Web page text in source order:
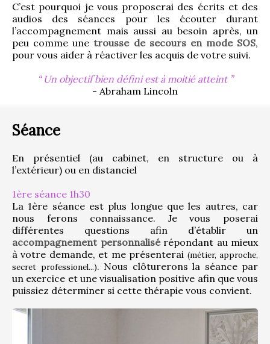
C’est pourquoi je vous proposerai des écrits et des
audios des séances pour les écouter durant
l’accompagnement mais aussi au besoin après, un
peu comme une trousse de secours en mode SOS,
pour vous aider à réactiver les acquis de votre suivi.
Un objectif bien défini est à moitié atteint
- Abraham Lincoln
Séance
En présentiel (au cabinet, en structure ou à
l’extérieur) ou en distanciel
1ère séance 1h30
La 1ère séance est plus longue que les autres, car
nous ferons connaissance. Je vous poserai
accompagnement personnalisé répondant au mieux
à votre demande, et me présenterai (métier, approche,
secret professionel...). Nous clôturerons la séance par
un exercice et une visualisation positive afin que vous
puissiez déterminer si cette thérapie vous convient.